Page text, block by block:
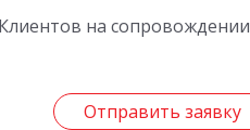
Клиентов на сопровождении
Отправить заявку
Отправить заявку